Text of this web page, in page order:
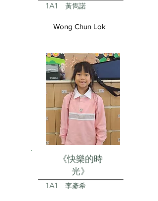
1A1 黃雋諾
Wong Chun Lok
《快樂的時
光》
1A1 李彥希